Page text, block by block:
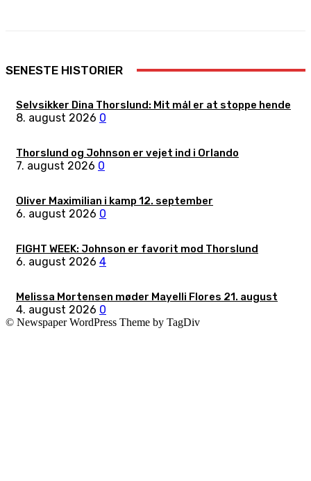
SENESTE HISTORIER
Selvsikker Dina Thorslund: Mit mål er at stoppe hende
8. august 2026 0
Thorslund og Johnson er vejet ind i Orlando
7. august 2026 0
Oliver Maximilian i kamp 12. september
6. august 2026 0
FIGHT WEEK: Johnson er favorit mod Thorslund
6. august 2026 4
Melissa Mortensen møder Mayelli Flores 21. august
4. august 2026 0
© Newspaper WordPress Theme by TagDiv